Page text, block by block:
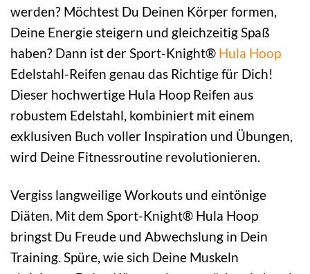
werden? Möchtest Du Deinen Körper formen,
Deine Energie steigern und gleichzeitig Spaß
haben? Dann ist der Sport-Knight® Hula Hoop
Edelstahl-Reifen genau das Richtige für Dich!
Dieser hochwertige Hula Hoop Reifen aus
robustem Edelstahl, kombiniert mit einem
exklusiven Buch voller Inspiration und Übungen,
wird Deine Fitnessroutine revolutionieren.
Vergiss langweilige Workouts und eintönige
Diäten. Mit dem Sport-Knight® Hula Hoop
bringst Du Freude und Abwechslung in Dein
Training. Spüre, wie sich Deine Muskeln